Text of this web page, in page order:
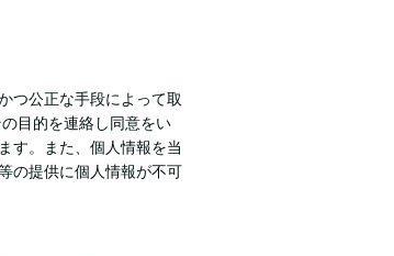
つ公正な手段によって取
目的を連絡し同意をい
す。また、個人情報を当
の提供に個人情報が不可